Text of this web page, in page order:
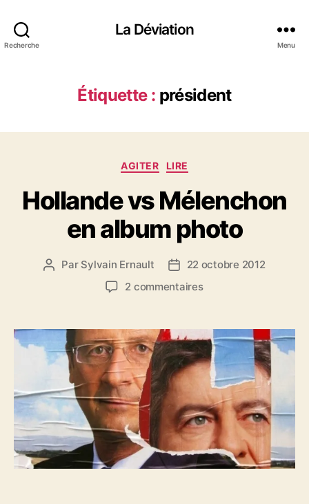
Recherche
La Déviation
Menu
Étiquette : président
C
é
g
o
e
AGITER LIRE
Hollande vs Mélenchon
en album photo
A
d
’
t
i
Par Sylvain Ernault
D
e
l
’
t
i
c
22 octobre 2012
2 commentairess
H
o
l
n
d
v
s